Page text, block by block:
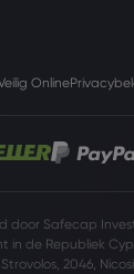
Online
Safecap
de Republiek
2046,